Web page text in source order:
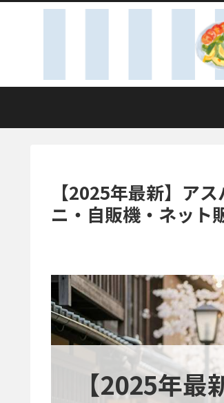
【2025年最新】ア
ニ・自販機・ネット
【2025年